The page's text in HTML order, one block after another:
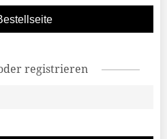
registrieren